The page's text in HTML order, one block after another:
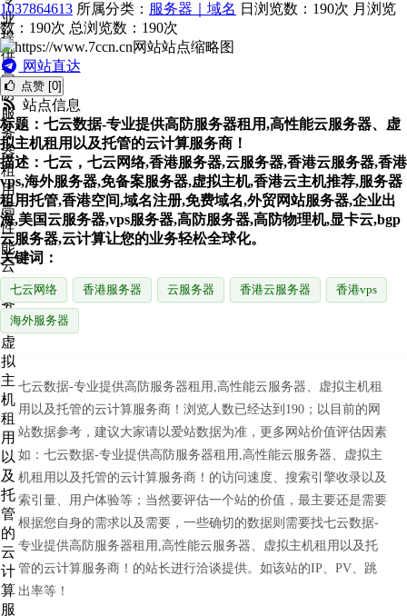
1037864613 所属分类： 服务器｜域名 日浏览数：190次 月浏览
数：190次 总浏览数：190次
网站直达
点赞 [0]
站点信息
标题：七云数据-专业提供高防服务器租用,高性能云服务器、虚
拟主机租用以及托管的云计算服务商！
描述：七云，七云网络,香港服务器,云服务器,香港云服务器,香港
vps,海外服务器,免备案服务器,虚拟主机,香港云主机推荐,服务器
租用托管,香港空间,域名注册,免费域名,外贸网站服务器,企业出
海,美国云服务器,vps服务器,高防服务器,高防物理机,显卡云,bgp
云服务器,云计算让您的业务轻松全球化。
关键词：
七云网络 香港服务器 云服务器 香港云服务器 香港vps
海外服务器
七云数据-专业提供高防服务器租用,高性能云服务器、虚拟主机租
用以及托管的云计算服务商！浏览人数已经达到190；以目前的网
站数据参考，建议大家请以爱站数据为准，更多网站价值评估因素
如：七云数据-专业提供高防服务器租用,高性能云服务器、虚拟主
机租用以及托管的云计算服务商！的访问速度、搜索引擎收录以及
索引量、用户体验等；当然要评估一个站的价值，最主要还是需要
根据您自身的需求以及需要，一些确切的数据则需要找七云数据-
专业提供高防服务器租用,高性能云服务器、虚拟主机租用以及托
管的云计算服务商！的站长进行洽谈提供。如该站的IP、PV、跳
出率等！